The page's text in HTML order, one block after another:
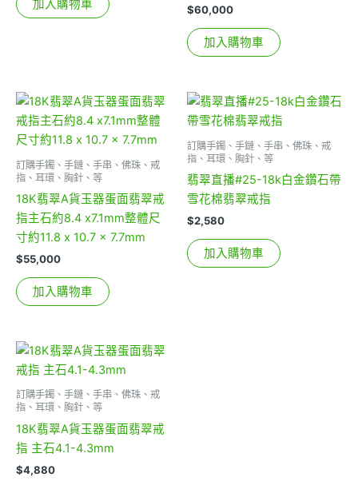
加入購物車 $60,000
加入購物車
訂購手鐲、手鏈、手串、佛珠、戒
指、耳環、胸針、等
18K翡翠A貨玉器蛋面翡翠戒
指主石約8.4 x7.1mm整體尺
寸約11.8 x 10.7 x 7.7mm
$55,000
加入購物車
訂購手鐲、手鏈、手串、佛珠、戒
指、耳環、胸針、等
翡翠直播#25-18k白金鑽石帶
雪花棉翡翠戒指
$2,580
加入購物車
訂購手鐲、手鏈、手串、佛珠、戒
指、耳環、胸針、等
18K翡翠A貨玉器蛋面翡翠戒
指 主石4.1-4.3mm
$4,880